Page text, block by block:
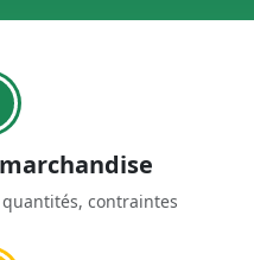
contraintes